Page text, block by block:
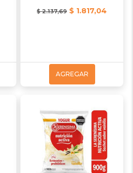
$ 2.137,69 $ 1.817,04
AGREGAR